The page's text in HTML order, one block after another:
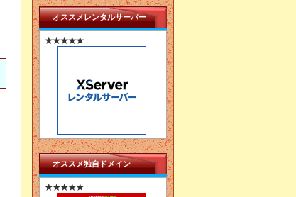
オススメレンタルサーバー
★★★★★
オススメ独自ドメイン
★★★★★